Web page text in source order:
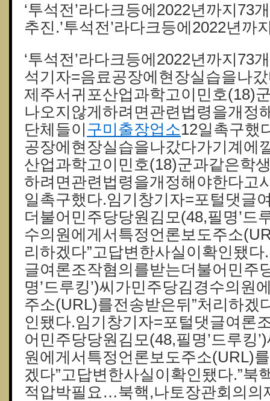
‘투석전’라다크등에2022년까지73
추진.’투석전’라다크등에2022년까
‘투석전’라다크등에2022년까지73
석기자=음료공장에현장실습을나
제주서귀포산업과학고이민호(18)
나오지않게하려면관련법령을개정
단체들이 구미출장업소12일촉구했
공장에현장실습을나갔다가기계에
산업과학고이민호(18)군과같은학
하려면관련법령을개정해야한다고
일촉구했다.임기창기자=포털댓글
더불어민주당당원김모(48,필명’드
수의원에게서특정언론보도주소
리하겠다”고답변한사실이확인됐
글여론조작혐의를받는더불어민주
명’드루킹’)씨가민주당김경수의원
주소(URL)를전송받은뒤”처리하겠
인됐다.임기창기자=포털댓글여론
어민주당당원김모(48,필명’드루킹
원에게서특정언론보도주소(URL)
겠다”고답변한사실이확인됐다.”북
적압박필요…북핵,나토장관회의의